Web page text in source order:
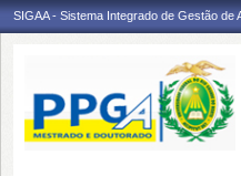
SIGAA - Sistema Integrado de Gestão de